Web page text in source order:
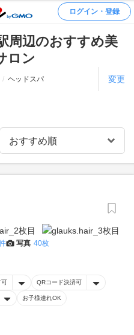
ログイン・登録
周辺のおすすめ美
ロン
ヘッドスパ 変更
写真 40枚
可 QRコード決済可
お子様連れOK